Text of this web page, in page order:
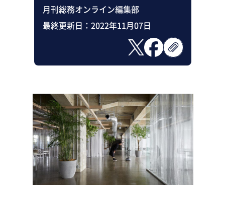
月刊総務オンライン編集部
最終更新日： 2022年11月07日